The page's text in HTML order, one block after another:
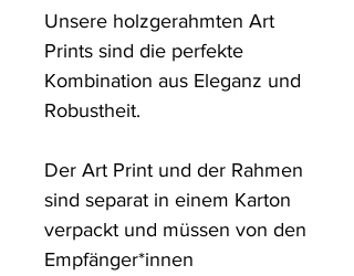
Unsere holzgerahmten Art
Prints sind die perfekte
Kombination aus Eleganz und
Robustheit.
Der Art Print und der Rahmen
sind separat in einem Karton
verpackt und müssen von den
Empfänger*innen